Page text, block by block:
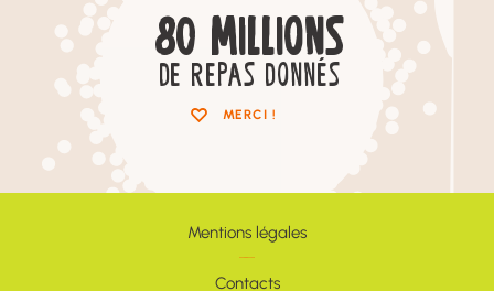
80 MILLIONS
DE REPAS DONNÉS
MERCI !
Mentions légales
Contacts